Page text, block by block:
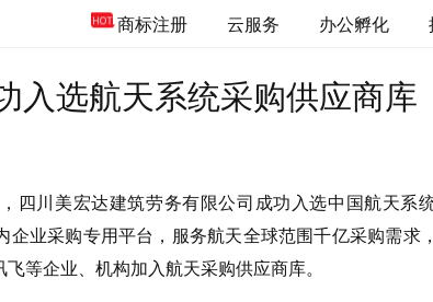
商标注册 云服务 办公孵化
入选航天系统采购供应商库
四川美宏达建筑劳务有限公司成功入选中国航天系
企业采购专用平台，服务航天全球范围千亿采购需求
等企业、机构加入航天采购供应商库。